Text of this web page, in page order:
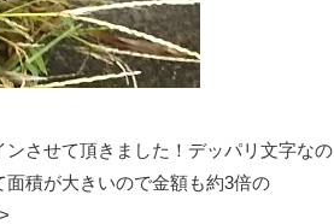
させて頂きました！デッパリ文字なの
積が大きいので金額も約3倍の